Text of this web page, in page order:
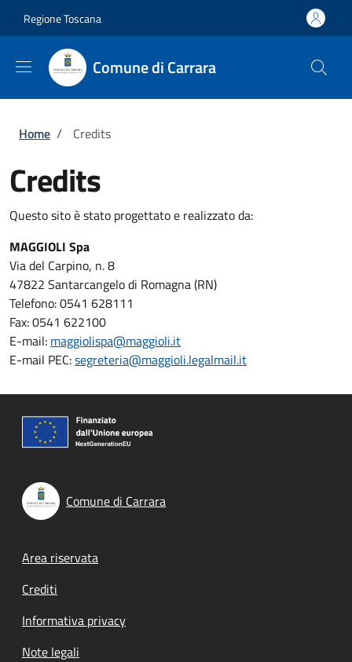
Regione Toscana
Comune di Carrara
Briciole di pane
Home / Credits
Credits
Questo sito è stato progettato e realizzato da:
MAGGIOLI Spa
Via del Carpino, n. 8
47822 Santarcangelo di Romagna (RN)
Telefono: 0541 628111
Fax: 0541 622100
E-mail: maggiolispa@maggioli.it
E-mail PEC:segreteria@maggioli.legalmail.it
Comune di Carrara
Footer menu
Area riservata
Crediti
Informativa privacy
Note legali